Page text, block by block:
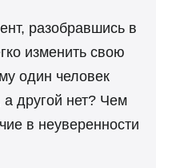
разобравшись в
изменить свою
один человек
другой нет? Чем
в неуверенности